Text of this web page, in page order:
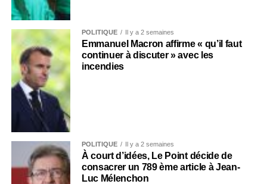
POLITIQUE Il y a 2 semaines
Emmanuel Macron affirme « qu’il faut
continuer à discuter » avec les
incendies
POLITIQUE Il y a 2 semaines
À court d’idées, Le Point décide de
consacrer un 789 ème article à Jean-
Luc Mélenchon